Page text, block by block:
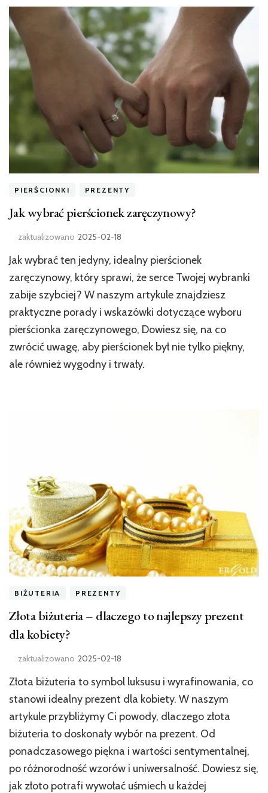
PIERŚCIONKI PREZENTY
Jak wybrać pierścionek zaręczynowy?
zaktualizowano 2025-02-18
Jak wybrać ten jedyny, idealny pierścionek
zaręczynowy, który sprawi, że serce Twojej wybranki
zabije szybciej? W naszym artykule znajdziesz
praktyczne porady i wskazówki dotyczące wyboru
pierścionka zaręczynowego, Dowiesz się, na co
zwrócić uwagę, aby pierścionek był nie tylko piękny,
ale również wygodny i trwały.
BIŻUTERIA PREZENTY
Złota biżuteria – dlaczego to najlepszy prezent
dla kobiety?
zaktualizowano 2025-02-18
Złota biżuteria to symbol luksusu i wyrafinowania, co
stanowi idealny prezent dla kobiety. W naszym
artykule przybliżymy Ci powody, dlaczego złota
biżuteria to doskonały wybór na prezent. Od
ponadczasowego piękna i wartości sentymentalnej,
po różnorodność wzorów i uniwersalność. Dowiesz się,
jak złoto potrafi wywołać uśmiech u każdej